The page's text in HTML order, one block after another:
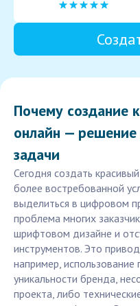
Почему создание
онлайн —
задачи
Сегодня создать
более востребованной
выделиться в цифровом
проблема многих
шрифтовом дизайне и
инструментов. Это
например,
уникальности бренда,
проекта, либо